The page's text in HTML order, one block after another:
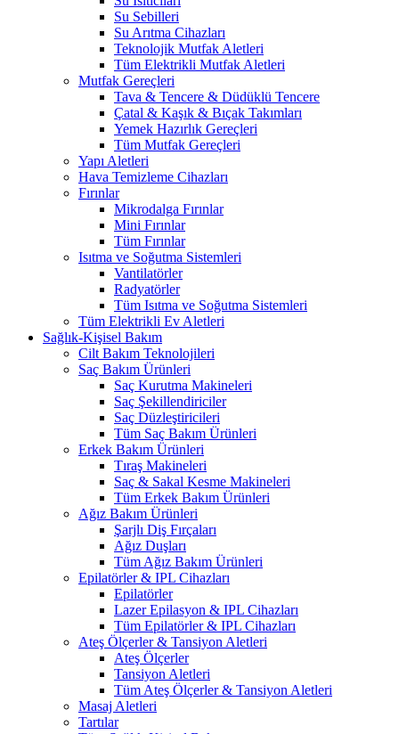
Su Sebilleri
Su Arıtma Cihazları
Teknolojik Mutfak Aletleri
Tüm Elektrikli Mutfak Aletleri
Mutfak Gereçleri
Tava & Tencere & Düdüklü Tencere
Çatal & Kaşık & Bıçak Takımları
Yemek Hazırlık Gereçleri
Tüm Mutfak Gereçleri
Yapı Aletleri
Hava Temizleme Cihazları
Fırınlar
Mikrodalga Fırınlar
Mini Fırınlar
Tüm Fırınlar
Isıtma ve Soğutma Sistemleri
Vantilatörler
Radyatörler
Tüm Isıtma ve Soğutma Sistemleri
Tüm Elektrikli Ev Aletleri
Sağlık-Kişisel Bakım
Cilt Bakım Teknolojileri
Saç Bakım Ürünleri
Saç Kurutma Makineleri
Saç Şekillendiriciler
Saç Düzleştiricileri
Tüm Saç Bakım Ürünleri
Erkek Bakım Ürünleri
Tıraş Makineleri
Saç & Sakal Kesme Makineleri
Tüm Erkek Bakım Ürünleri
Ağız Bakım Ürünleri
Şarjlı Diş Fırçaları
Ağız Duşları
Tüm Ağız Bakım Ürünleri
Epilatörler & IPL Cihazları
Epilatörler
Lazer Epilasyon & IPL Cihazları
Tüm Epilatörler & IPL Cihazları
Ateş Ölçerler & Tansiyon Aletleri
Ateş Ölçerler
Tansiyon Aletleri
Tüm Ateş Ölçerler & Tansiyon Aletleri
Masaj Aletleri
Tartılar